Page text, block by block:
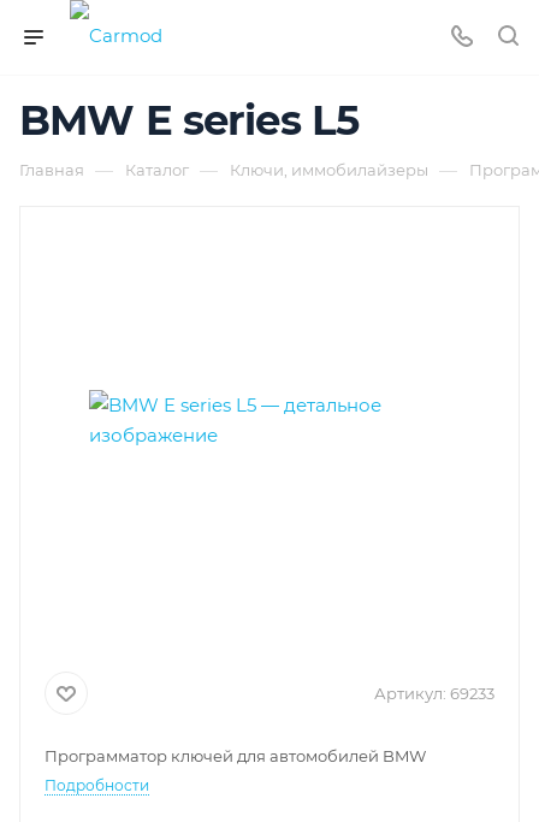
BMW E series L5
Главная — Каталог — Ключи, иммобилайзеры —
Артикул: 69233
Программатор ключей для автомобилей BMW
Подробности